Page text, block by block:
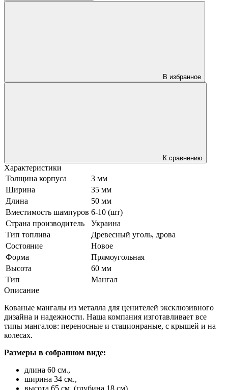
В избранное
К сравнению
Характеристики
Толщина корпуса
3 мм
Ширина
35 мм
Длина
50 мм
Вместимость шампуров 6-10 (шт)
Страна производитель
Украина
Тип топлива
Древесный уголь, дрова
Состояние
Новое
Форма
Прямоугольная
Высота
60 мм
Тип
Мангал
Описание
Кованые мангалы из металла для ценителей эксклюзивного
дизайна и надежности. Наша компания изготавливает все
типы мангалов: переносные и стационраные, с крышей и на
колесах.
Размеры в собранном виде:
длина 60 см.,
ширина 34 см.,
высота 65 см. (глубина 18 см),